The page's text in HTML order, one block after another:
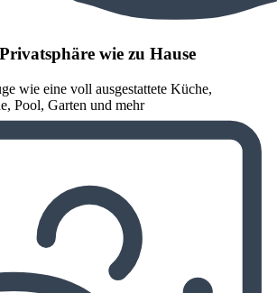
wie zu Hause
wie eine voll ausgestattete Küche,
Pool, Garten und mehr